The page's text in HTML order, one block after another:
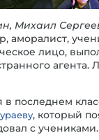
Михаил
аморалист,
лицо,
агента.
в последнем
, который
с учениками.